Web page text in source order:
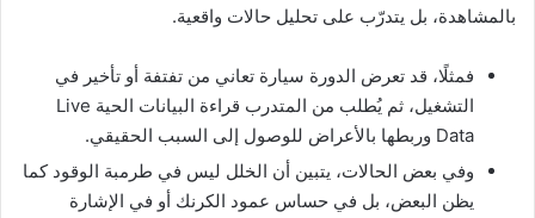
بالمشاهدة، بل يتدرّب على تحليل حالات واقعية.
فمثلًا، قد تعرض الدورة سيارة تعاني من تفتفة أو تأخير في
التشغيل، ثم يُطلب من المتدرب قراءة البيانات الحية Live
Data وربطها بالأعراض للوصول إلى السبب الحقيقي.
وفي بعض الحالات، يتبين أن الخلل ليس في طرمبة الوقود كما
يظن البعض، بل في حساس عمود الكرنك أو في الإشارة